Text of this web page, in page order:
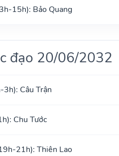
15h): Bảo Quang
đạo 20/06/2032
3h): Câu Trận
Chu Tước
21h): Thiên Lao